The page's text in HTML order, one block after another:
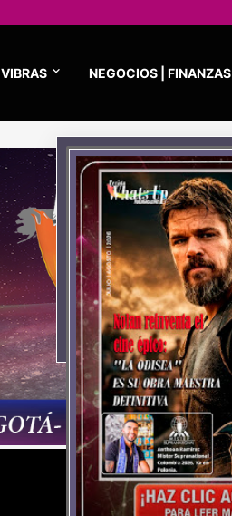
VIBRAS NEGOCIOS | FINANZAS